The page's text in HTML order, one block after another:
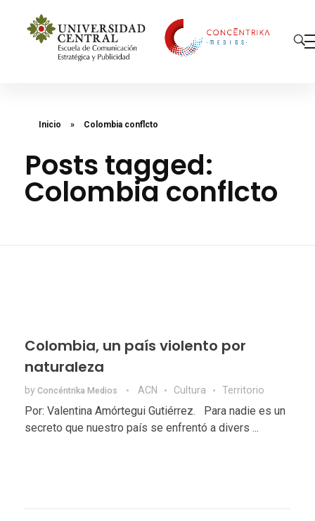
Inicio » Colombia conflcto
Posts tagged:
Colombia conflcto
Colombia, un país violento por
naturaleza
by Concéntrika Medios ACN Cultura Territorio
Por: Valentina Amórtegui Gutiérrez. Para nadie es un
secreto que nuestro país se enfrentó a divers ...